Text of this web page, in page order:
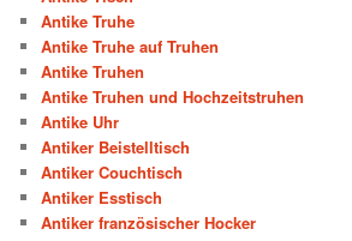
Antike Truhe
Antike Truhe auf Truhen
Antike Truhen
Antike Truhen und Hochzeitstruhen
Antike Uhr
Antiker Beistelltisch
Antiker Couchtisch
Antiker Esstisch
Antiker französischer Hocker